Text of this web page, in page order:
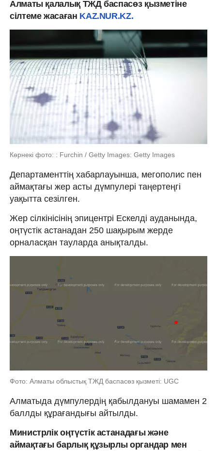
Алматы қалалық ТЖД баспасөз қызметіне
сілтеме жасаған KAZ.NUR.KZ.
Көрнекі фото: : Furchin / Getty Images: Getty Images
Департаменттің хабарлауынша, мегополис пен
аймақтағы жер асты дүмпулері таңертеңгі
уақытта сезілген.
Жер сілкінісінің эпицентрі Ескелді ауданында,
оңтүстік астанадан 250 шақырым жерде
орналасқан тауларда анықталды.
Фото: Алматы облыстық ТЖД баспасөз қызметі: UGC
Алматыда дүмпулердің қабылдануы шамамен 2
баллды құрағандығы айтылды.
Министрлік оңтүстік астанадағы және
аймақтағы барлық құзырлы органдар мен